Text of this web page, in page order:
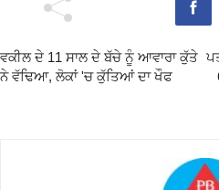
ਵਕੀਲ ਦੇ 11 ਸਾਲ ਦੇ ਬੱਚੇ ਨੂੰ ਆਵਾਰਾ ਕੁੱਤੇ
ਨੇ ਵੱਢਿਆ, ਲੋਕਾਂ 'ਚ ਕੁੱਤਿਆਂ ਦਾ ਖੌਫ